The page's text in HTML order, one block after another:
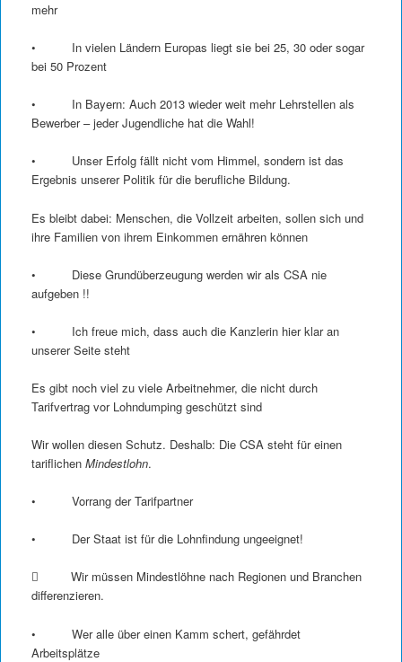
mehr
• In vielen Ländern Europas liegt sie bei 25, 30 oder sogar
bei 50 Prozent
• In Bayern: Auch 2013 wieder weit mehr Lehrstellen als
Bewerber – jeder Jugendliche hat die Wahl!
• Unser Erfolg fällt nicht vom Himmel, sondern ist das
Ergebnis unserer Politik für die berufliche Bildung.
Es bleibt dabei: Menschen, die Vollzeit arbeiten, sollen sich und
ihre Familien von ihrem Einkommen ernähren können
• Diese Grundüberzeugung werden wir als CSA nie
aufgeben !!
• Ich freue mich, dass auch die Kanzlerin hier klar an
unserer Seite steht
Es gibt noch viel zu viele Arbeitnehmer, die nicht durch
Tarifvertrag vor Lohndumping geschützt sind
Wir wollen diesen Schutz. Deshalb: Die CSA steht für einen
tariflichen Mindestlohn.
• Vorrang der Tarifpartner
• Der Staat ist für die Lohnfindung ungeeignet!
 Wir müssen Mindestlöhne nach Regionen und Branchen
differenzieren.
• Wer alle über einen Kamm schert, gefährdet
Arbeitsplätze